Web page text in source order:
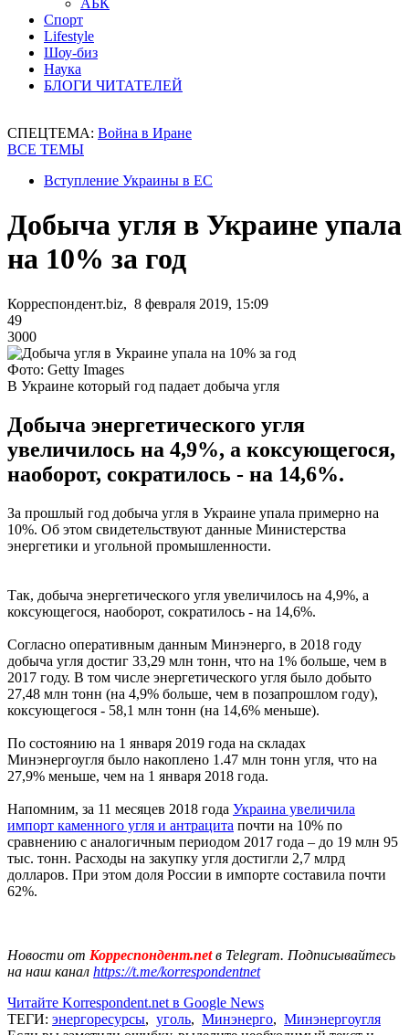
АБК
Спорт
Lifestyle
Шоу-биз
Наука
БЛОГИ ЧИТАТЕЛЕЙ
СПЕЦТЕМА: Война в Иране
ВСЕ ТЕМЫ
Вступление Украины в ЕС
Добыча угля в Украине упала
на 10% за год
Корреспондент.biz, 8 февраля 2019, 15:09
49
3000
Фото: Getty Images
В Украине который год падает добыча угля
Добыча энергетического угля
увеличилось на 4,9%, а коксующегося,
наоборот, сократилось - на 14,6%.
За прошлый год добыча угля в Украине упала примерно на
10%. Об этом свидетельствуют данные Министерства
энергетики и угольной промышленности.
Так, добыча энергетического угля увеличилось на 4,9%, а
коксующегося, наоборот, сократилось - на 14,6%.
Согласно оперативным данным Минэнерго, в 2018 году
добыча угля достиг 33,29 млн тонн, что на 1% больше, чем в
2017 году. В том числе энергетического угля было добыто
27,48 млн тонн (на 4,9% больше, чем в позапрошлом году),
коксующегося - 58,1 млн тонн (на 14,6% меньше).
По состоянию на 1 января 2019 года на складах
Минэнергоугля было накоплено 1.47 млн тонн угля, что на
27,9% меньше, чем на 1 января 2018 года.
Напомним, за 11 месяцев 2018 года Украина увеличила
импорт каменного угля и антрацита почти на 10% по
сравнению с аналогичным периодом 2017 года – до 19 млн 95
тыс. тонн. Расходы на закупку угля достигли 2,7 млрд
долларов. При этом доля России в импорте составила почти
62%.
Новости от Корреспондент.netв Telegram. Подписывайтесь
на наш канал https://t.me/korrespondentnet
Читайте Korrespondent.net в Google News
ТЕГИ: энергоресурсы, уголь, Минэнерго, Минэнергоугля